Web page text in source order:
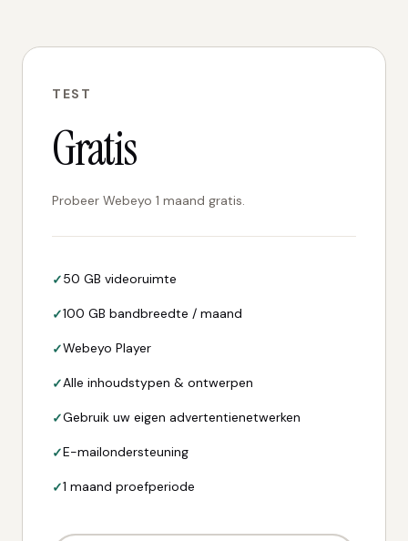
TEST
Gratis
Probeer Webeyo 1 maand gratis.
50 GB videoruimte
100 GB bandbreedte / maand
Webeyo Player
Alle inhoudstypen & ontwerpen
Gebruik uw eigen advertentienetwerken
E-mailondersteuning
1 maand proefperiode